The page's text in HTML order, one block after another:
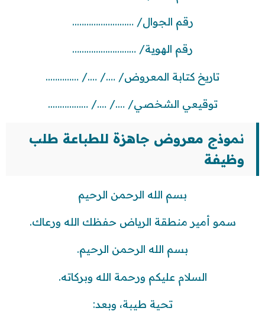
رقم الجوال/ ……………………..
رقم الهوية/ ………………………
تاريخ كتابة المعروض/ …./ …./ …………..
توقيعي الشخصي/ …./ …./ ……………..
نموذج معروض جاهزة للطباعة طلب
وظيفة
بسم الله الرحمن الرحيم
سمو أمير منطقة الرياض حفظك الله ورعاك.
بسم الله الرحمن الرحيم.
السلام عليكم ورحمة الله وبركاته.
تحية طيبة، وبعد: